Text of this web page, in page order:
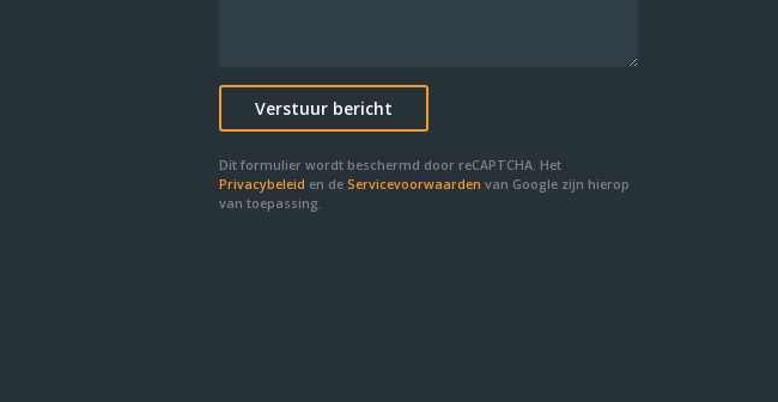
Dit formulier wordt beschermd door reCAPTCHA. Het
Privacybeleid en de Servicevoorwaarden van Google zijn hierop
van toepassing.